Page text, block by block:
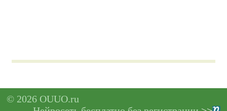
© 2026 OUUO.ru